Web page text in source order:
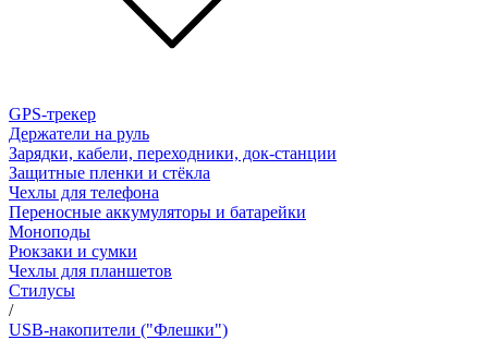
GPS-трекер
Держатели на руль
Зарядки, кабели, переходники, док-станции
Защитные пленки и стёкла
Чехлы для телефона
Переносные аккумуляторы и батарейки
Моноподы
Рюкзаки и сумки
Чехлы для планшетов
Стилусы
/
USB-накопители ("Флешки")